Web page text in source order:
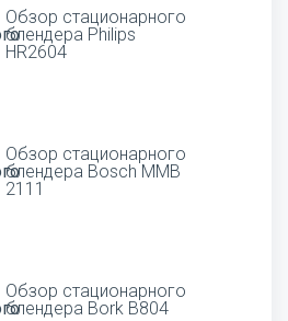
Обзор стационарного
блендера Philips
HR2604
Обзор стационарного
блендера Bosch MMB
2111
Обзор стационарного
блендера Bork B804